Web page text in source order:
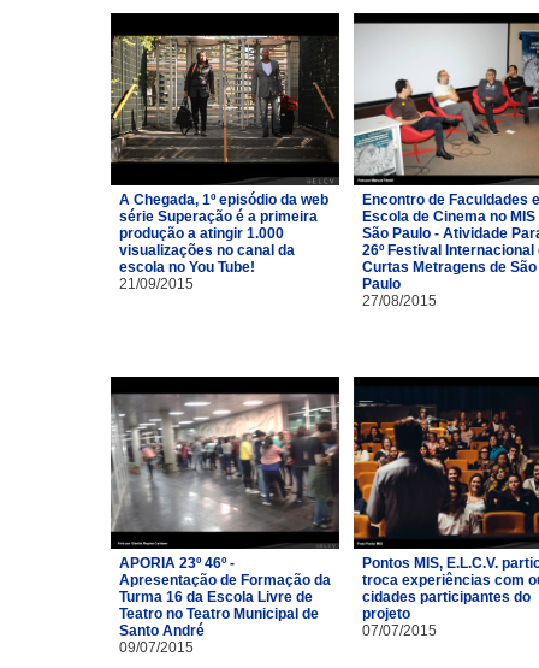
A Chegada, 1º episódio da web
série Superação é a primeira
produção a atingir 1.000
visualizações no canal da
escola no You Tube!
21/09/2015
Encontro de Faculdades e
Escola de Cinema no MIS
São Paulo - Atividade
26º Festival Internacional
Curtas Metragens de São
Paulo
27/08/2015
APORIA 23º 46º -
Apresentação de Formação da
Turma 16 da Escola Livre de
Teatro no Teatro Municipal de
Santo André
09/07/2015
Pontos MIS, E.L.C.V.
troca experiências com
cidades participantes do
projeto
07/07/2015